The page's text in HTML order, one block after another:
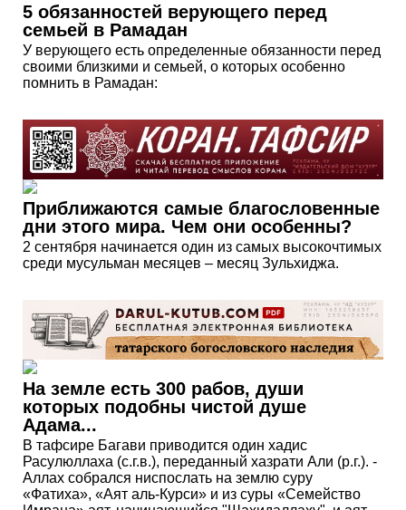
5 обязанностей верующего перед
семьей в Рамадан
У верующего есть определенные обязанности перед
своими близкими и семьей, о которых особенно
помнить в Рамадан:
Приближаются самые благословенные
дни этого мира. Чем они особенны?
2 сентября начинается один из самых высокочтимых
среди мусульман месяцев – месяц Зульхиджа.
На земле есть 300 рабов, души
которых подобны чистой душе
Адама...
В тафсире Багави приводится один хадис
Расулюллаха (с.г.в.), переданный хазрати Али (р.г.). -
Аллах собрался ниспослать на землю суру
«Фатиха», «Аят аль-Курси» и из суры «Семейство